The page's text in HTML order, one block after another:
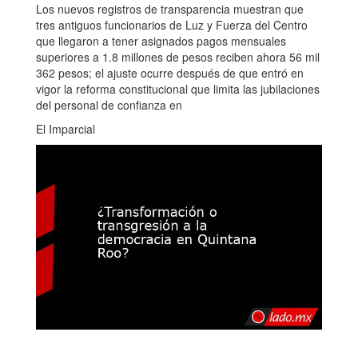
Los nuevos registros de transparencia muestran que
tres antiguos funcionarios de Luz y Fuerza del Centro
que llegaron a tener asignados pagos mensuales
superiores a 1.8 millones de pesos reciben ahora 56 mil
362 pesos; el ajuste ocurre después de que entró en
vigor la reforma constitucional que limita las jubilaciones
del personal de confianza en
El Imparcial